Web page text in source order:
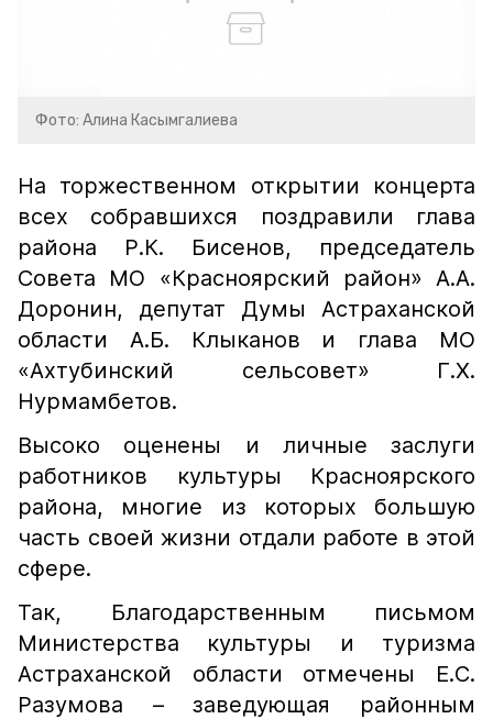
Фото: Алина Касымгалиева
На торжественном открытии концерта
всех собравшихся поздравили глава
района Р.К. Бисенов, председатель
Совета МО «Красноярский район» А.А.
Доронин, депутат Думы Астраханской
области А.Б. Клыканов и глава МО
«Ахтубинский сельсовет» Г.Х.
Нурмамбетов.
Высоко оценены и личные заслуги
работников культуры Красноярского
района, многие из которых большую
часть своей жизни отдали работе в этой
сфере.
Так, Благодарственным письмом
Министерства культуры и туризма
Астраханской области отмечены Е.С.
Разумова – заведующая районным